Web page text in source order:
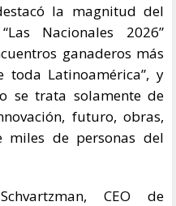
la magnitud del
Nacionales 2026”
ganaderos más
Latinoamérica”, y
se trata solamente de
futuro, obras,
de personas del
CEO de